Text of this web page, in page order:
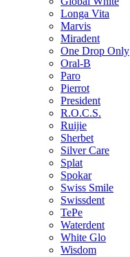
Longa Vita
Marvis
Miradent
One Drop Only
Oral-B
Paro
Pierrot
President
R.O.C.S.
Ruijie
Sherbet
Silver Care
Splat
Spokar
Swiss Smile
Swissdent
TePe
Waterdent
White Glo
Wisdom